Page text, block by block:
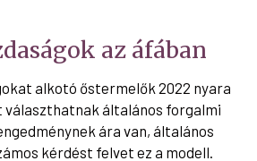
az áfában
alkotó őstermelők 2022 nyara
általános forgalmi
ára van, általános
kérdést felvet ez a modell.